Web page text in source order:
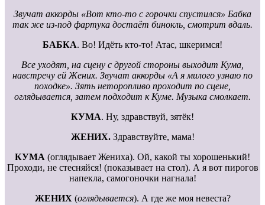
Звучат аккорды «Вот кто-то с горочки спустился» Бабка
так же из-под фартука достаёт бинокль, смотрит вдаль.
БАБКА. Во! Идёть кто-то! Атас, шкеримся!
Все уходят, на сцену с другой стороны выходит Кума,
навстречу ей Жених. Звучат аккорды «А я милого узнаю по
походке». Зять неторопливо проходит по сцене,
оглядывается, затем подходит к Куме. Музыка смолкает.
КУМА. Ну, здравствуй, зятёк!
ЖЕНИХ.Здравствуйте, мама!
КУМА (оглядывает Жениха). Ой, какой ты хорошенький!
Проходи, не стесняйся! (показывает на стол). А я вот пирогов
напекла, самогоночки нагнала!
ЖЕНИХ (оглядывается). А где же моя невеста?